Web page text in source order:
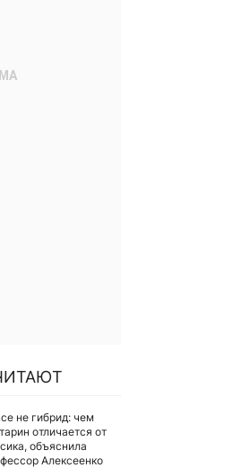
не гибрид: чем
отличается от
объяснила
Алексеенко